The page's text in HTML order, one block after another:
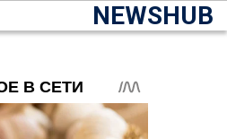
NEWSHUB